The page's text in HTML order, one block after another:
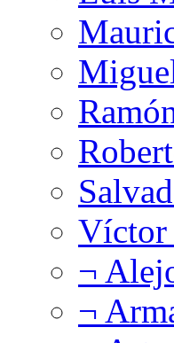
Víctor
¬
¬